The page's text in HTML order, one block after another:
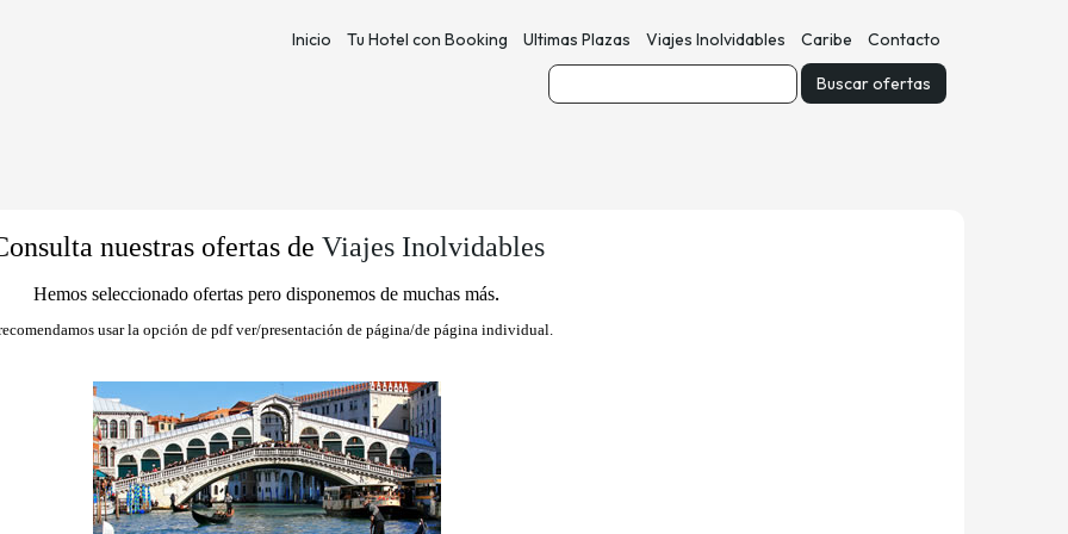
Inicio Tu Hotel con Booking Ultimas Plazas Viajes Inolvidables Caribe Contacto
nuestras ofertas de Viajes Inolvidables
Hemos seleccionado ofertas pero disponemos de muchas más.
usar la opción de pdf ver/presentación de página/de página individual.